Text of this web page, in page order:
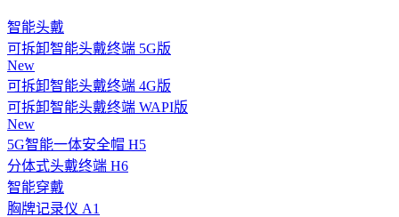
智能头戴
可拆卸智能头戴终端 5G版
New
可拆卸智能头戴终端 4G版
可拆卸智能头戴终端 WAPI版
New
5G智能一体安全帽 H5
分体式头戴终端 H6
智能穿戴
胸牌记录仪 A1